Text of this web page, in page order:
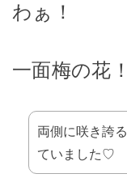
わぁ！
一面梅の花！
両側に咲き誇る
ていました♡